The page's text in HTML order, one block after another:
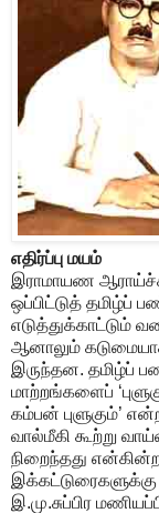
எதிர்ப்பு மயம்
இராமாயண
ஒப்பிட்டுத் தமிழ்ப்
எடுத்துக்காட்டும்
ஆனாலும்
இருந்தன. தமிழ்ப்
மாற்றங்களைப்
கம்பன் புளுகும்’
வால்மீகி கூற்று
நிறைந்தது
இக்கட்டுரைகளுக்கு
இ.மு.சுப்பிர